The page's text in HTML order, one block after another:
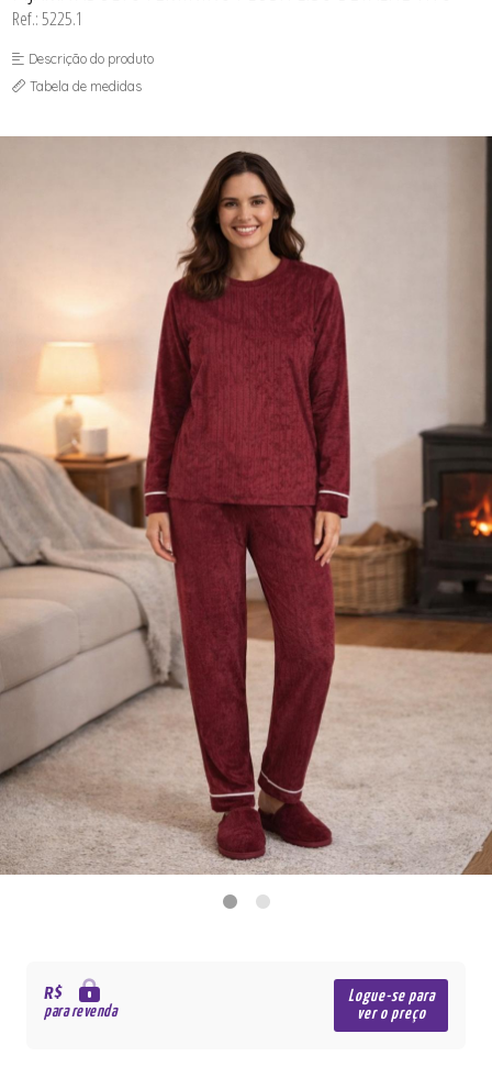
SOUTIEN SEM BOJO
Ref.: 5225.1
Descrição do produto
Tabela de medidas
R$
para revenda
Logue-se para
ver o preço